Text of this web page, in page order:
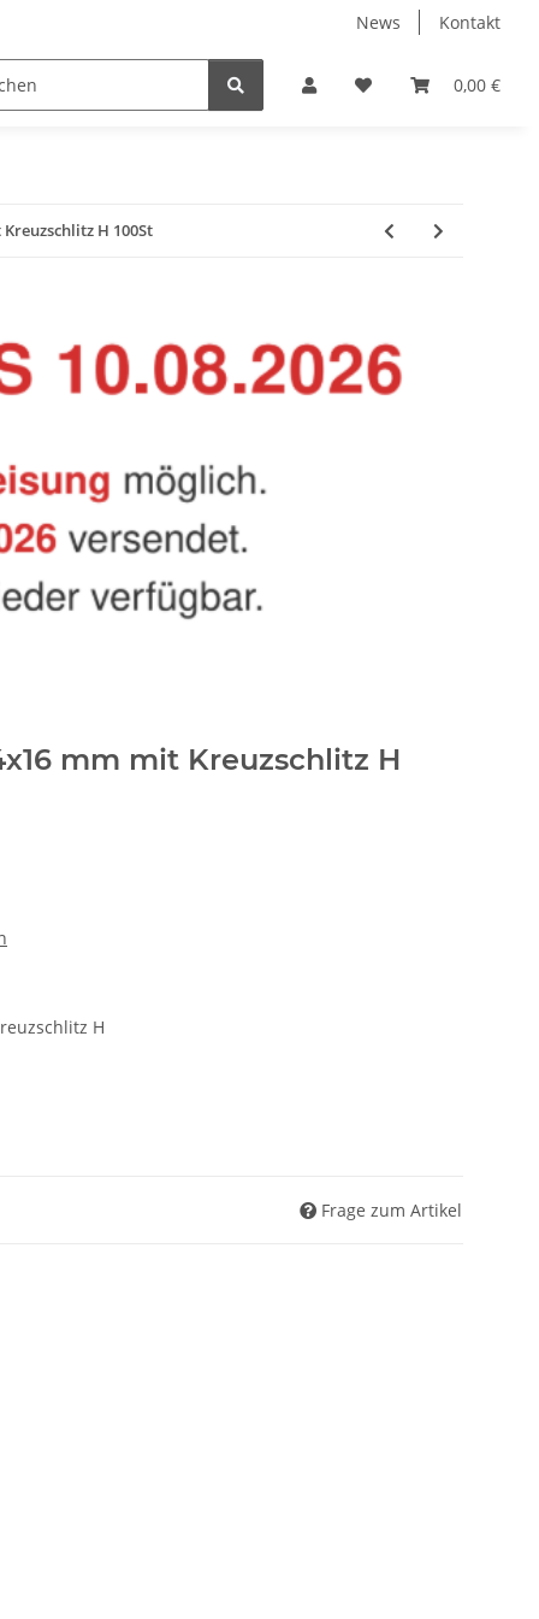
News Kontakt
0,00 €
Belüftung & Entlüftung
H 100St
mm mit Kreuzschlitz H
H
Frage zum Artikel